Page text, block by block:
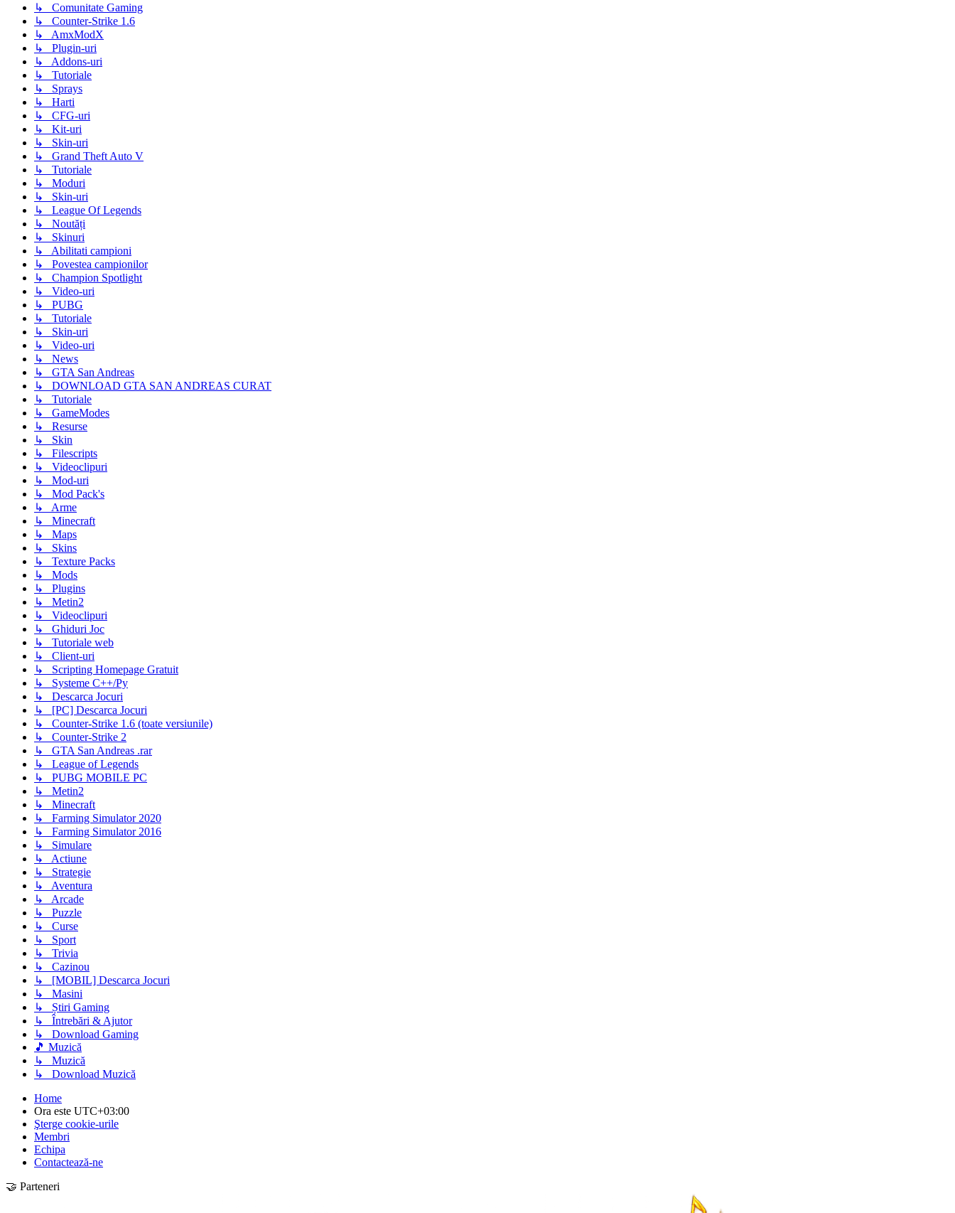
↳ Comunitate Gaming
↳ Counter-Strike 1.6
↳ AmxModX
↳ Plugin-uri
↳ Addons-uri
↳ Tutoriale
↳ Sprays
↳ Harti
↳ CFG-uri
↳ Kit-uri
↳ Skin-uri
↳ Grand Theft Auto V
↳ Tutoriale
↳ Moduri
↳ Skin-uri
↳ League Of Legends
↳ Noutăți
↳ Skinuri
↳ Abilitati campioni
↳ Povestea campionilor
↳ Champion Spotlight
↳ Video-uri
↳ PUBG
↳ Tutoriale
↳ Skin-uri
↳ Video-uri
↳ News
↳ GTA San Andreas
↳ DOWNLOAD GTA SAN ANDREAS CURAT
↳ Tutoriale
↳ GameModes
↳ Resurse
↳ Skin
↳ Filescripts
↳ Videoclipuri
↳ Mod-uri
↳ Mod Pack's
↳ Arme
↳ Minecraft
↳ Maps
↳ Skins
↳ Texture Packs
↳ Mods
↳ Plugins
↳ Metin2
↳ Videoclipuri
↳ Ghiduri Joc
↳ Tutoriale web
↳ Client-uri
↳ Scripting Homepage Gratuit
↳ Systeme C++/Py
↳ Descarca Jocuri
↳ [PC] Descarca Jocuri
↳ Counter-Strike 1.6 (toate versiunile)
↳ Counter-Strike 2
↳ GTA San Andreas .rar
↳ League of Legends
↳ PUBG MOBILE PC
↳ Metin2
↳ Minecraft
↳ Farming Simulator 2020
↳ Farming Simulator 2016
↳ Simulare
↳ Actiune
↳ Strategie
↳ Aventura
↳ Arcade
↳ Puzzle
↳ Curse
↳ Sport
↳ Trivia
↳ Cazinou
↳ [MOBIL] Descarca Jocuri
↳ Masini
↳ Știri Gaming
↳ Întrebări & Ajutor
↳ Download Gaming
🎵 Muzică
↳ Muzică
↳ Download Muzică
Home
Ora este UTC+03:00
Şterge cookie-urile
Membri
Echipa
Contactează-ne
🤝 Parteneri